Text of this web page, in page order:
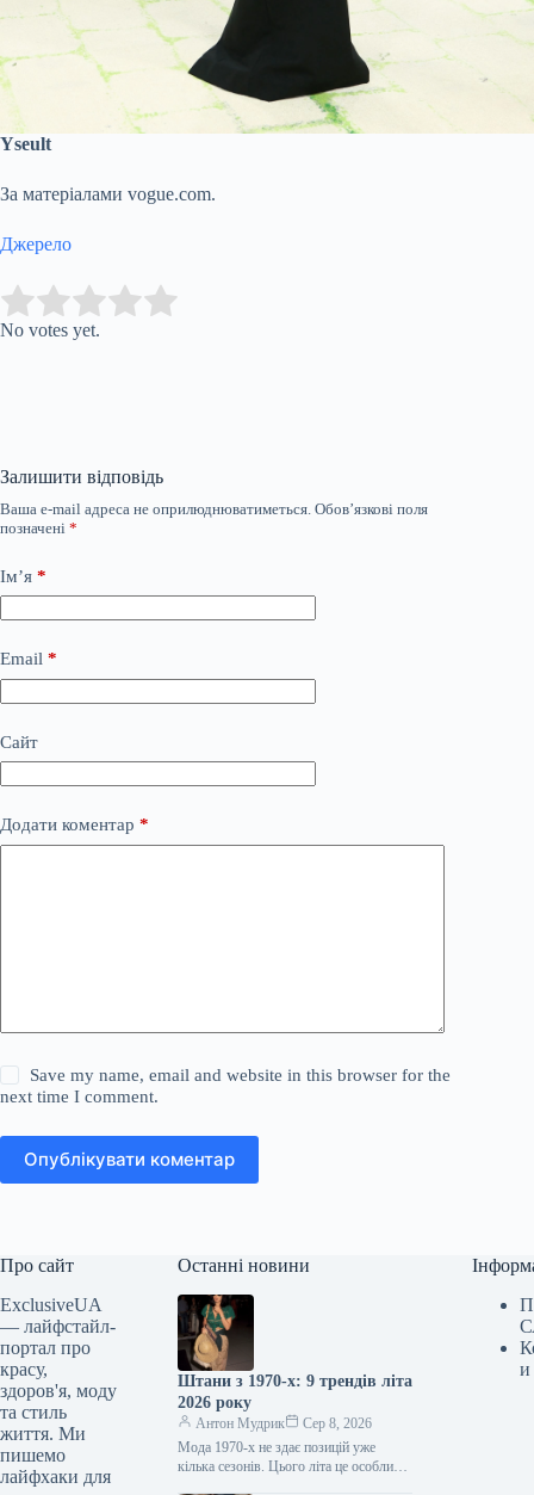
Yseult
За матеріалами vogue.com.
Джерело
Rate this item:
No votes yet.
Залишити відповідь
Ваша e-mail адреса не оприлюднюватиметься. Обов’язкові поля
позначені *
Ім’я *
Email *
Сайт
Додати коментар *
Save my name, email and website in this browser for the
next time I comment.
Опублікувати коментар
Про сайт
ExclusiveUA
— лайфстайл-
портал про
красу,
здоров'я, моду
та стиль
життя. Ми
пишемо
лайфхаки для
Останні новини
Штани з 1970-х: 9 трендів літа
2026 року
Антон Мудрик
Сер 8, 2026
Мода 1970-х не здає позицій уже
кілька сезонів. Цього літа це особливо
и